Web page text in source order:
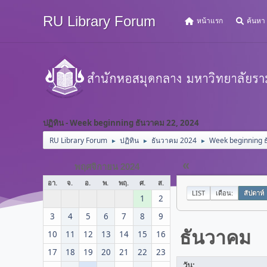
RU Library Forum หน้าแรก ค้นหา
ปฏิทิน - Week beginning ธันวาคม 22, 2024
RU Library Forum ► ปฏิทิน ► ธันวาคม 2024 ► Week beginning
พฤศจิกายน 2024
อา. จ. อ. พ. พฤ. ศ. ส.
1
2
3
4 5 6 7 8
9
10
11 12 13 14 15
16
17
18 19 20 21 22
23
«
LIST เดือน: สัปดาห์
ธันวาคม